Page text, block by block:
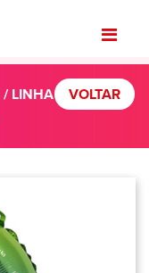
/ LINHA
VOLTAR